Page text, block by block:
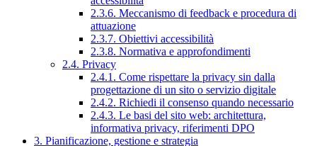
2.3.6. Meccanismo di feedback e procedura di
attuazione
2.3.7. Obiettivi accessibilità
2.3.8. Normativa e approfondimenti
2.4. Privacy
2.4.1. Come rispettare la privacy sin dalla
progettazione di un sito o servizio digitale
2.4.2. Richiedi il consenso quando necessario
2.4.3. Le basi del sito web: architettura,
informativa privacy, riferimenti DPO
3. Pianificazione, gestione e strategia